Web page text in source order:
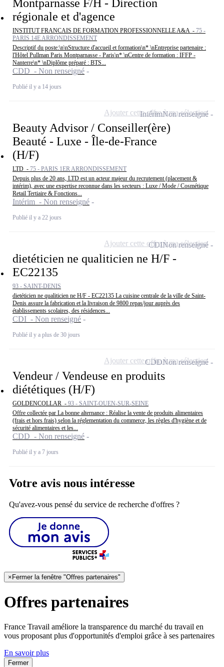
Montparnasse F/H - Direction
régionale et d'agence
INSTITUT FRANCAIS DE FORMATION PROFESSIONNELLE A&A - 75 -
PARIS 14E ARRONDISSEMENT
Descriptif du poste:\n\nStructure d'accueil et formation\n* \nEntreprise partenaire :
l'Hôtel Pullman Paris Montparnasse - Paris\n* \nCentre de formation : IFFP -
Nanterre\n* \nDiplôme préparé : BTS...
CDD - Non renseigné
Publié il y a 14 jours
Beauty Advisor / Conseiller(ère)
Beauté - Luxe - Île-de-France
(H/F)
LTD - 75 - PARIS 1ER ARRONDISSEMENT
Depuis plus de 20 ans, LTD est un acteur majeur du recrutement (placement &
intérim), avec une expertise reconnue dans les secteurs : Luxe / Mode / Cosmétique
Retail Tertiaire & Fonctions...
Intérim - Non renseigné
Publié il y a 22 jours
IntérimNon renseigné
Ajouter cette offre à ma sélection
dietéticien ne qualiticien ne H/F -
EC22135
93 - SAINT-DENIS
dietéticien ne qualiticien ne H/F - EC22135 La cuisine centrale de la ville de Saint-
Denis assure la fabrication et la livraison de 9800 repas/jour auprès des
établissements scolaires, des résidences...
CDI - Non renseigné
Publié il y a plus de 30 jours
CDINon renseigné
Ajouter cette offre à ma sélection
Vendeur / Vendeuse en produits
diététiques (H/F)
GOLDENCOLLAR - 93 - SAINT-OUEN-SUR-SEINE
Offre collectée par La bonne alternance : Réalise la vente de produits alimentaires
(frais et hors frais) selon la réglementation du commerce, les règles d'hygiène et de
sécurité alimentaires et les...
CDD - Non renseigné
Publié il y a 7 jours
CDDNon renseigné
Ajouter cette offre à ma sélection
Votre avis nous intéresse
Qu'avez-vous pensé du service de recherche d'offres ?
×Fermer la fenêtre "Offres partenaires"
Offres partenaires
France Travail améliore la transparence du marché du travail en
vous proposant plus d'opportunités d'emploi grâce à ses partenaires
En savoir plus
Fermer